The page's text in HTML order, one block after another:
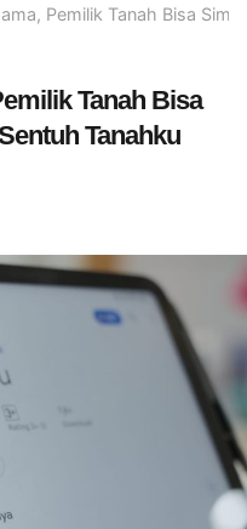
Pemilik Tanah Bisa
Tanah Bisa
Tanahku